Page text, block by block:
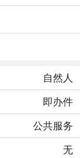
自然人
即办件
公共服务
无